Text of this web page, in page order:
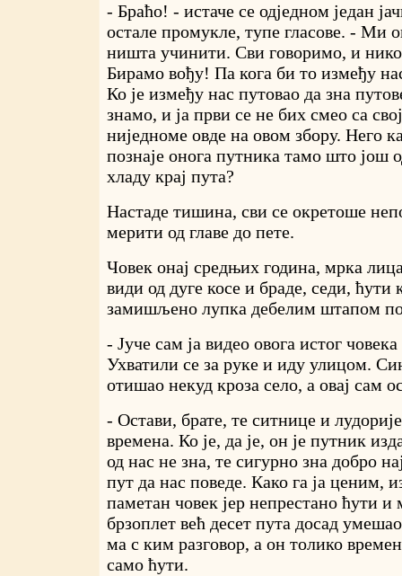
- Браћо! - истаче се одједном један
остале промукле, тупе гласове. - Ми
ништа учинити. Сви говоримо, и
Бирамо вођу! Па кога би то између
Ко је између нас путовао да зна
знамо, и ја први се не бих смео са
ниједноме овде на овом збору. Него
познаје онога путника тамо што још
хладу крај пута?
Настаде тишина, сви се окретоше
мерити од главе до пете.
Човек онај средњих година, мрка
види од дуге косе и браде, седи, ћути
замишљено лупка дебелим штапом
- Јуче сам ја видео овога истог
Ухватили се за руке и иду улицом.
отишао некуд кроза село, а овај сам
- Остави, брате, те ситнице и
времена. Ко је, да је, он је путник
од нас не зна, те сигурно зна добро
пут да нас поведе. Како га ја ценим,
паметан човек јер непрестано ћути
брзоплет већ десет пута досад
ма с ким разговор, а он толико
само ћути.